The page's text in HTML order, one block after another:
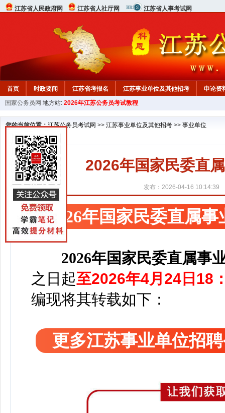
江苏省人民政府网 江苏省人社厅网 江苏省人事考试网
首页 时政要闻 江苏省考报名 江苏事业单位及其他招考
申论资
国家公务员网 地方站: 2026年江苏公务员考试教程
您的当前位置：江苏公务员考试网 >> 江苏事业单位及其他招考 >> 事业单位
2026年国家民委直
发布：2026-04-16 10:14:39
2026年国家民委直属
2026年国家民委直属事
之日起至2026年4月24日18
编现将其转载如下：
更多江苏事业单位招